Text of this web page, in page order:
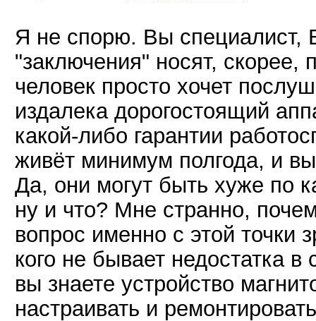
Я не спорю. Вы специалист,
"заключения" носят, скорее,
человек просто хочет
издалека дорогостоящий
какой-либо гарантии
живёт минимум полгода, и
Да, они могут быть хуже по
ну и что? Мне странно,
вопрос именно с этой точки
кого не бывает недостатка
вы знаете устройство
настраивать и